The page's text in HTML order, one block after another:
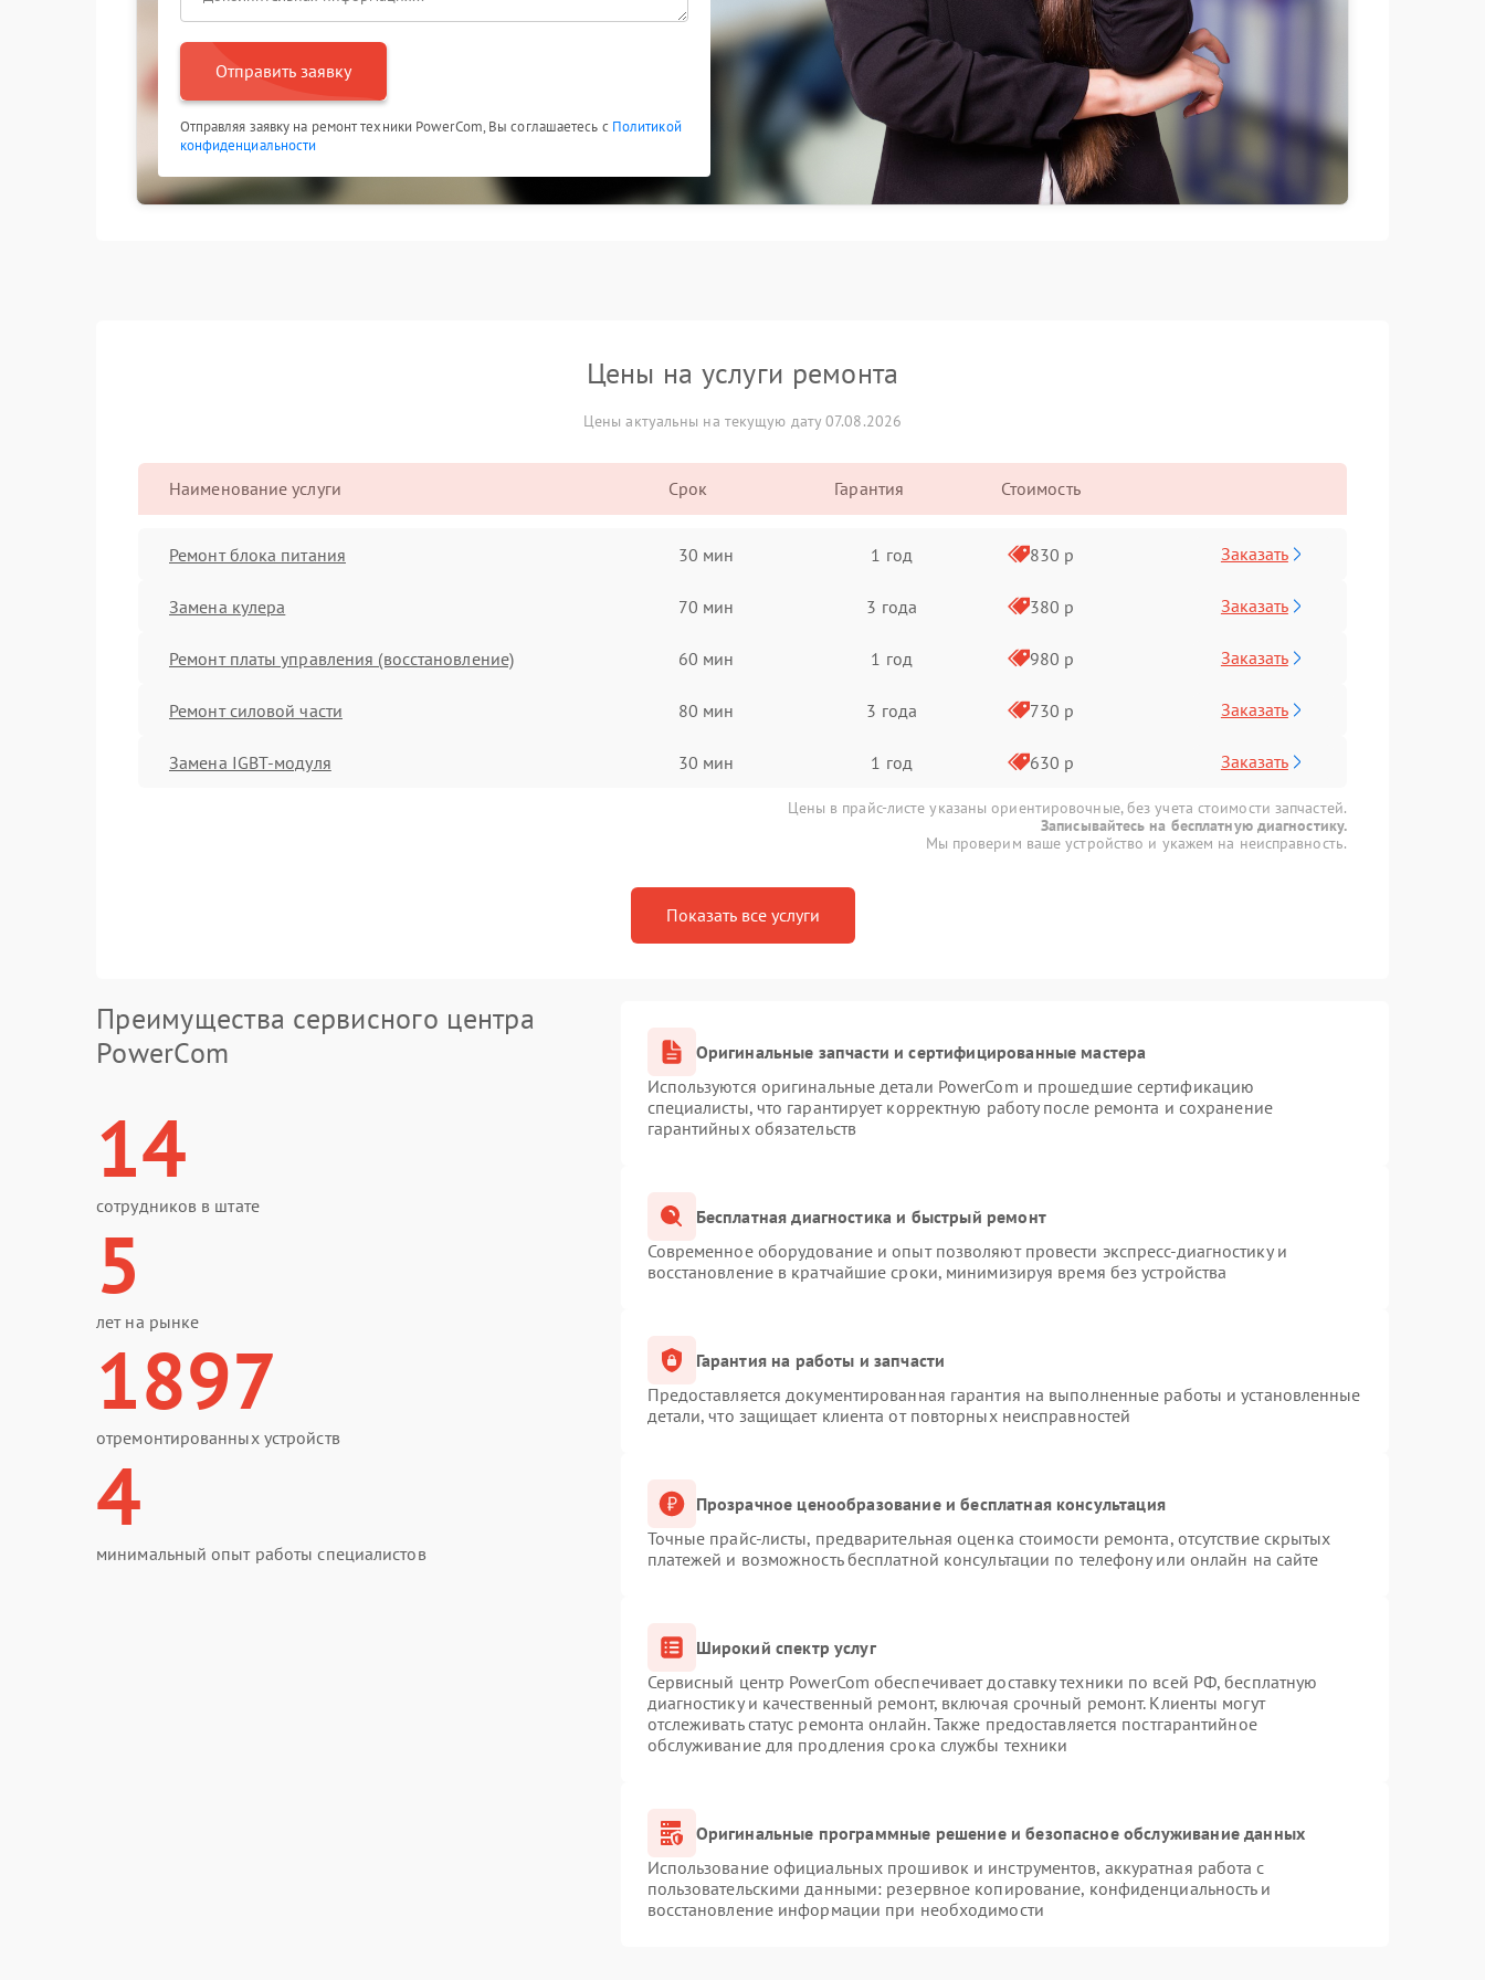
Отправить заявку
Отправляя заявку на ремонт техники PowerCom, Вы соглашаетесь с Политикой
конфиденциальности
Цены на услуги ремонта
Цены актуальны на текущую дату 07.08.2026
Наименование услуги Срок Гарантия Стоимость
Ремонт блока питания 30 мин 1 год 830 р Заказать
Замена кулера 70 мин 3 года 380 р Заказать
Ремонт платы управления (восстановление) 60 мин 1 год 980 р Заказать
Ремонт силовой части 80 мин 3 года 730 р Заказать
Замена IGBT-модуля 30 мин 1 год 630 р Заказать
Цены в прайс-листе указаны ориентировочные, без учета стоимости запчастей.
Записывайтесь на бесплатную диагностику.
Мы проверим ваше устройство и укажем на неисправность.
Показать все услуги
Преимущества сервисного центра
PowerCom
14
сотрудников в штате
5
лет на рынке
1897
отремонтированных устройств
4
минимальный опыт работы специалистов
Оригинальные запчасти и сертифицированные мастера
Используются оригинальные детали PowerCom и прошедшие сертификацию
специалисты, что гарантирует корректную работу после ремонта и сохранение
гарантийных обязательств
Бесплатная диагностика и быстрый ремонт
Современное оборудование и опыт позволяют провести экспресс-диагностику и
восстановление в кратчайшие сроки, минимизируя время без устройства
Гарантия на работы и запчасти
Предоставляется документированная гарантия на выполненные работы и установленные
детали, что защищает клиента от повторных неисправностей
Прозрачное ценообразование и бесплатная консультация
Точные прайс-листы, предварительная оценка стоимости ремонта, отсутствие скрытых
платежей и возможность бесплатной консультации по телефону или онлайн на сайте
Широкий спектр услуг
Сервисный центр PowerCom обеспечивает доставку техники по всей РФ, бесплатную
диагностику и качественный ремонт, включая срочный ремонт. Клиенты могут
отслеживать статус ремонта онлайн. Также предоставляется постгарантийное
обслуживание для продления срока службы техники
Оригинальные программные решение и безопасное обслуживание данных
Использование официальных прошивок и инструментов, аккуратная работа с
пользовательскими данными: резервное копирование, конфиденциальность и
восстановление информации при необходимости